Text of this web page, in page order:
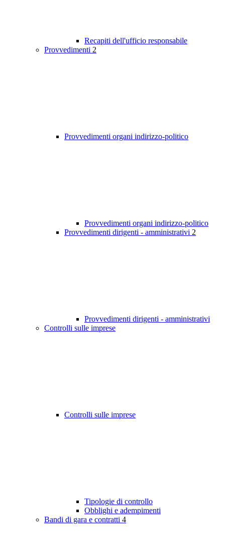
Recapiti dell'ufficio responsabile
Provvedimenti 2
Provvedimenti organi indirizzo-politico
Provvedimenti organi indirizzo-politico
Provvedimenti dirigenti - amministrativi 2
Provvedimenti dirigenti - amministrativi
Controlli sulle imprese
Controlli sulle imprese
Tipologie di controllo
Obblighi e adempimenti
Bandi di gara e contratti 4